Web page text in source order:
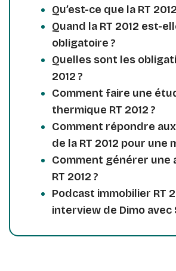
Qu’est-ce que la RT
Quand la RT 2012 est-
obligatoire ?
Quelles sont les
2012 ?
Comment faire une
thermique RT 2012 ?
Comment répondre
de la RT 2012 pour une
Comment générer
RT 2012 ?
Podcast immobilier RT
interview de Dimo avec